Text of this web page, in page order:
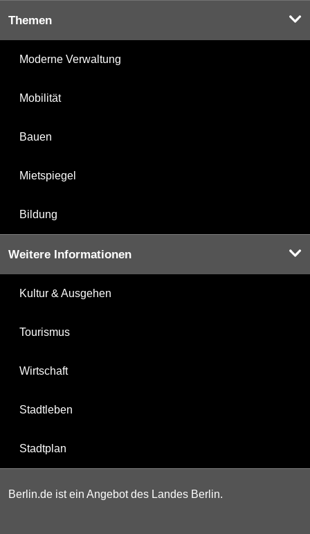
Themen
Moderne Verwaltung
Mobilität
Bauen
Mietspiegel
Bildung
Weitere Informationen
Kultur & Ausgehen
Tourismus
Wirtschaft
Stadtleben
Stadtplan
Berlin.de ist ein Angebot des Landes Berlin.